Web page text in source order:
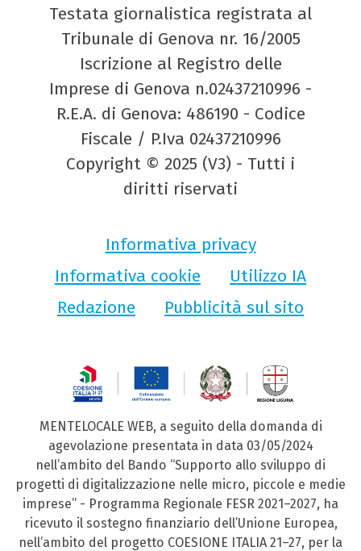
Testata giornalistica registrata al
Tribunale di Genova nr. 16/2005
Iscrizione al Registro delle
Imprese di Genova n.02437210996 -
R.E.A. di Genova: 486190 - Codice
Fiscale / P.Iva 02437210996
Copyright © 2025 (V3) - Tutti i
diritti riservati
Informativa privacy
Informativa cookie
Utilizzo IA
Redazione
Pubblicità sul sito
MENTELOCALE WEB, a seguito della domanda di
agevolazione presentata in data 03/05/2024
nell’ambito del Bando “Supporto allo sviluppo di
progetti di digitalizzazione nelle micro, piccole e medie
imprese” - Programma Regionale FESR 2021–2027, ha
ricevuto il sostegno finanziario dell’Unione Europea,
nell’ambito del progetto COESIONE ITALIA 21–27, per la